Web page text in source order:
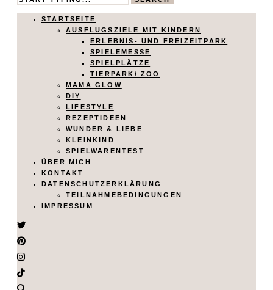
STARTSEITE
AUSFLUGSZIELE MIT KINDERN
ERLEBNIS- UND FREIZEITPARK
SPIELEMESSE
SPIELPLÄTZE
TIERPARK/ ZOO
MAMA GLOW
DIY
LIFESTYLE
REZEPTIDEEN
WUNDER & LIEBE
KLEINKIND
SPIELWARENTEST
ÜBER MICH
KONTAKT
DATENSCHUTZERKLÄRUNG
TEILNAHMEBEDINGUNGEN
IMPRESSUM